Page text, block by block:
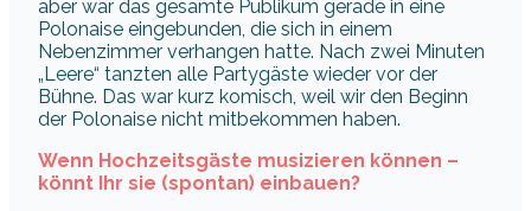
aber war das gesamte Publikum gerade in eine
Polonaise eingebunden, die sich in einem
Nebenzimmer verhangen hatte. Nach zwei Minuten
„Leere“ tanzten alle Partygäste wieder vor der
Bühne. Das war kurz komisch, weil wir den Beginn
der Polonaise nicht mitbekommen haben.
Wenn Hochzeitsgäste musizieren können –
könnt Ihr sie (spontan) einbauen?